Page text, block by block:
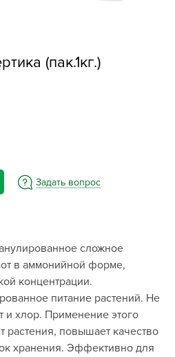
(пак.1кг.)
Задать вопрос
сложное
в аммонийной форме,
концентрации.
питание растений. Не
и хлор. Применение этого
растения, повышает качество
хранения. Эффективно для